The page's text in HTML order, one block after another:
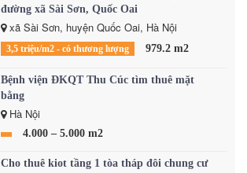
đường xã Sài Sơn, Quốc Oai
xã Sài Sơn, huyện Quốc Oai, Hà Nội
3,5 triệu/m2 - có thương lượng 979.2 m2
Bệnh viện ĐKQT Thu Cúc tìm thuê mặt
bằng
Hà Nội
4.000 – 5.000 m2
Cho thuê kiot tầng 1 tòa tháp đôi chung cư